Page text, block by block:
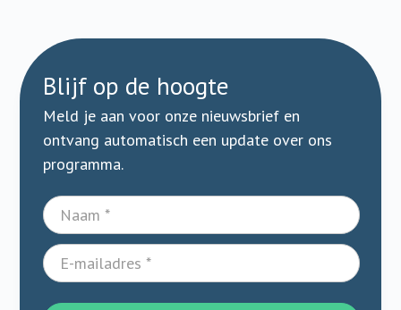
Blijf op de hoogte
Meld je aan voor onze nieuwsbrief en
ontvang automatisch een update over ons
programma.